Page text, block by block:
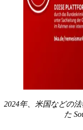
2024年、米国などの
た